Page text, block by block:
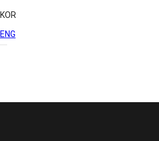
KOR
ENG